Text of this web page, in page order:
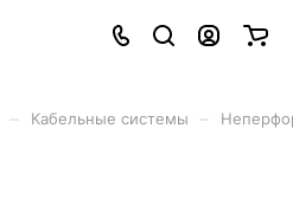
Кабельные системы